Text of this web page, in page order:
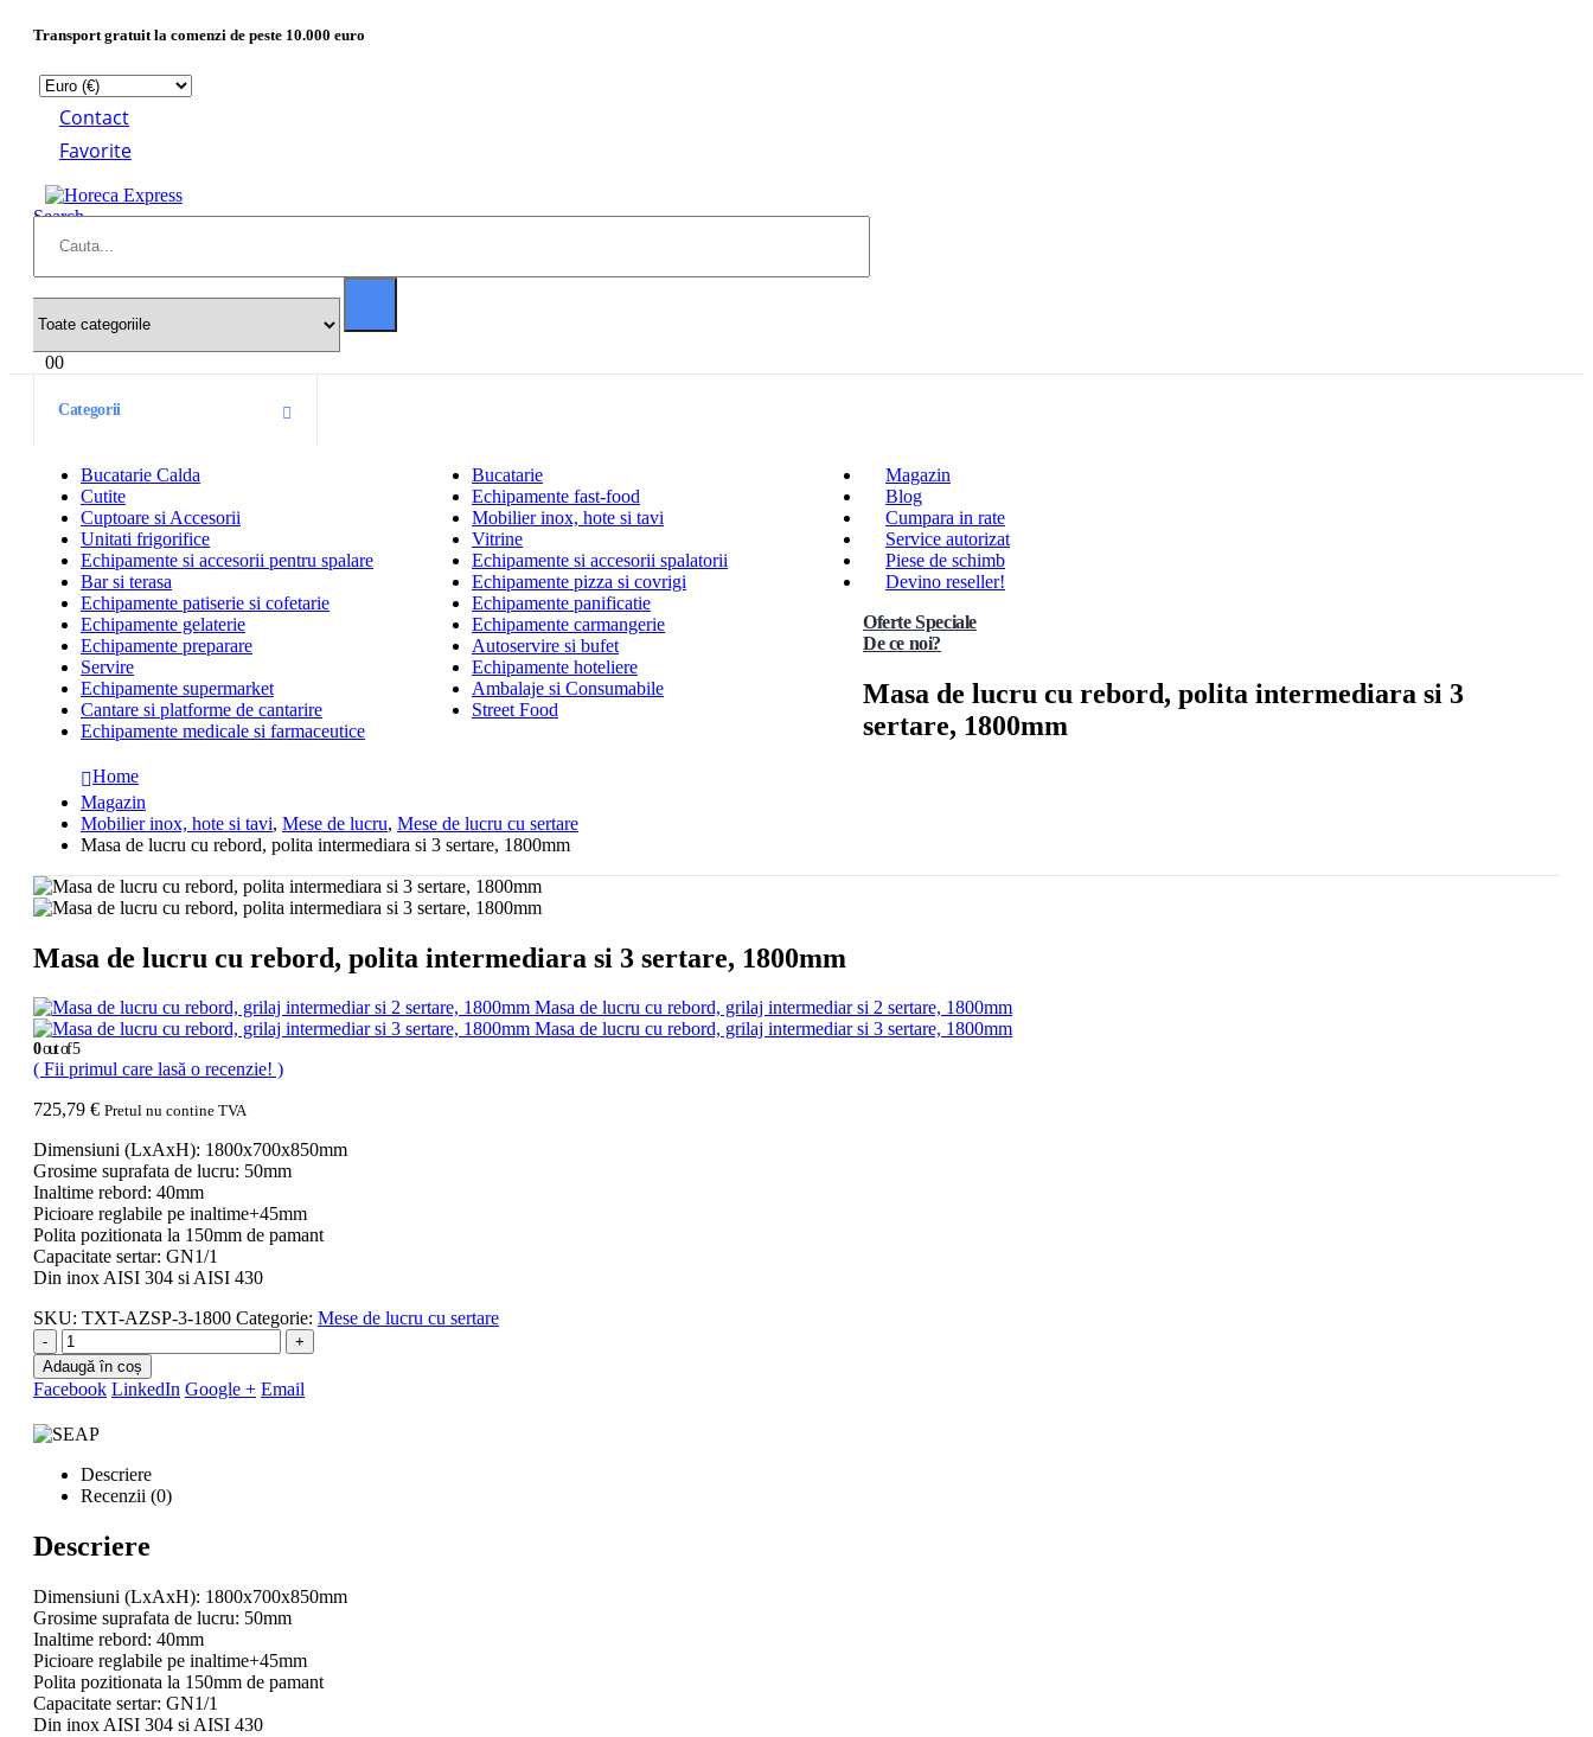
Transport gratuit la comenzi de peste 10.000 euro
Contact
Favorite
Search
00
Categorii
Bucatarie Calda
Bucatarie
Cutite
Echipamente fast-food
Cuptoare si Accesorii
Mobilier inox, hote si tavi
Unitati frigorifice
Vitrine
Echipamente si accesorii pentru spalare
Echipamente si accesorii spalatorii
Bar si terasa
Echipamente pizza si covrigi
Echipamente patiserie si cofetarie
Echipamente panificatie
Echipamente gelaterie
Echipamente carmangerie
Echipamente preparare
Autoservire si bufet
Servire
Echipamente hoteliere
Echipamente supermarket
Ambalaje si Consumabile
Cantare si platforme de cantarire
Street Food
Echipamente medicale si farmaceutice
Magazin
Blog
Cumpara in rate
Service autorizat
Piese de schimb
Devino reseller!
Oferte Speciale
De ce noi?
Masa de lucru cu rebord, polita intermediara si 3
sertare, 1800mm
Home
Magazin
Mobilier inox, hote si tavi, Mese de lucru, Mese de lucru cu sertare
Masa de lucru cu rebord, polita intermediara si 3 sertare, 1800mm
Masa de lucru cu rebord, polita intermediara si 3 sertare, 1800mm
Masa de lucru cu rebord, grilaj intermediar si 2 sertare, 1800mm
Masa de lucru cu rebord, grilaj intermediar si 3 sertare, 1800mm
0out of 5
( Fii primul care lasă o recenzie! )
725,79 € Pretul nu contine TVA
Dimensiuni (LxAxH): 1800x700x850mm
Grosime suprafata de lucru: 50mm
Inaltime rebord: 40mm
Picioare reglabile pe inaltime+45mm
Polita pozitionata la 150mm de pamant
Capacitate sertar: GN1/1
Din inox AISI 304 si AISI 430
SKU: TXT-AZSP-3-1800 Categorie: Mese de lucru cu sertare
-
+
Adaugă în coș
Facebook LinkedIn Google + Email
Descriere
Recenzii (0)
Descriere
Dimensiuni (LxAxH): 1800x700x850mm
Grosime suprafata de lucru: 50mm
Inaltime rebord: 40mm
Picioare reglabile pe inaltime+45mm
Polita pozitionata la 150mm de pamant
Capacitate sertar: GN1/1
Din inox AISI 304 si AISI 430